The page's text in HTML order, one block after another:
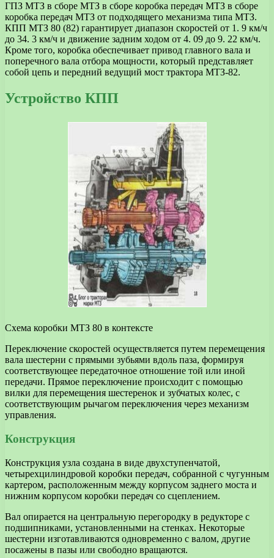
ГПЗ МТЗ в сборе МТЗ в сборе коробка передач МТЗ в сборе
коробка передач МТЗ от подходящего механизма типа МТЗ.
КПП МТЗ 80 (82) гарантирует диапазон скоростей от 1. 9 км/ч
до 34. 3 км/ч и движение задним ходом от 4. 09 до 9. 22 км/ч.
Кроме того, коробка обеспечивает привод главного вала и
поперечного вала отбора мощности, который представляет
собой цепь и передний ведущий мост трактора МТЗ-82.
Устройство КПП
Схема коробки МТЗ 80 в контексте
Переключение скоростей осуществляется путем перемещения
вала шестерни с прямыми зубьями вдоль паза, формируя
соответствующее передаточное отношение той или иной
передачи. Прямое переключение происходит с помощью
вилки для перемещения шестеренок и зубчатых колес, с
соответствующим рычагом переключения через механизм
управления.
Конструкция
Конструкция узла создана в виде двухступенчатой,
четырехцилиндровой коробки передач, собранной с чугунным
картером, расположенным между корпусом заднего моста и
нижним корпусом коробки передач со сцеплением.
Вал опирается на центральную перегородку в редукторе с
подшипниками, установленными на стенках. Некоторые
шестерни изготавливаются одновременно с валом, другие
посажены в пазы или свободно вращаются.